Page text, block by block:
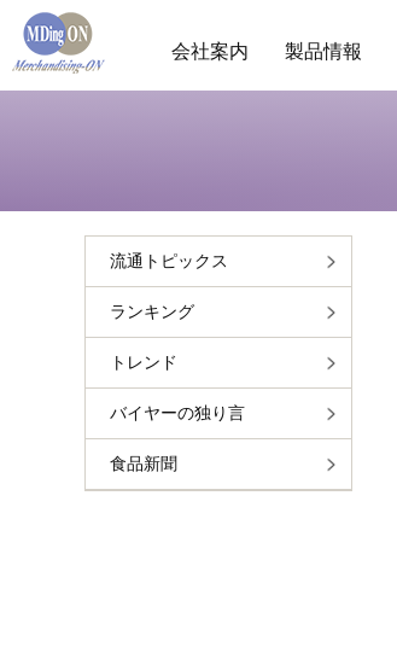
会社案内 製品情報
流通トピックス
ランキング
トレンド
バイヤーの独り言
食品新聞